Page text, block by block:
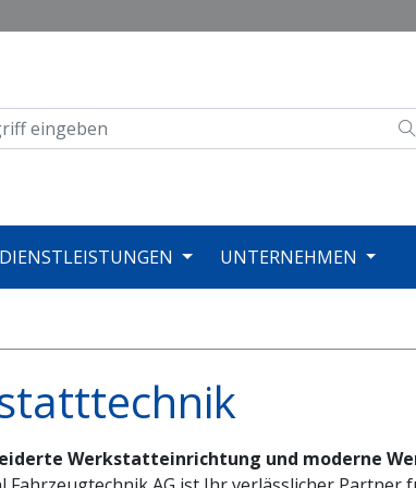
DIENSTLEISTUNGEN UNTERNEHMEN
Werkstatteinrichtung und moderne